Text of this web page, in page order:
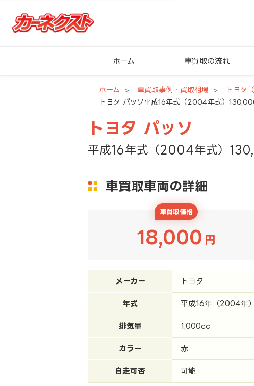
ホーム 車買取の流れ
ホーム 車買取事例・買取相場 トヨタ
トヨタ パッソ平成16年式（2004年式）
トヨタ パッソ
平成16年式（2004年式）
車買取車両の詳細
車買取価格
18,000 円
メーカー トヨタ
年式 平成16年（2004年）
排気量 1,000cc
カラー 赤
自走可否 可能